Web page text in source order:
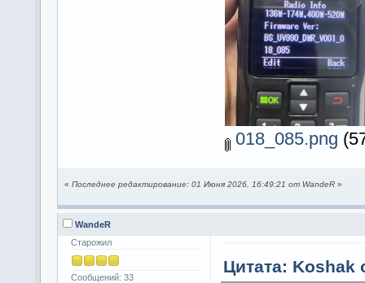
018_085.png
« Последнее редактирование: 01 Июня 2026, 16:49:21 от WandeR »
WandeR
Старожил
Сообщений: 33
Цитата: Koshak